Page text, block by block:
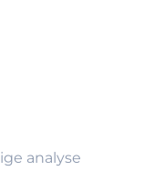
analyse